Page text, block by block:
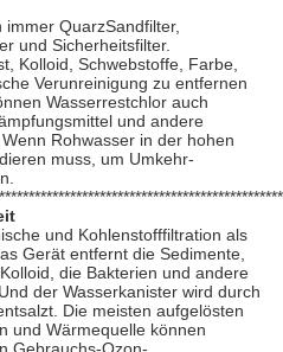
QuarzSandfilter,
und Sicherheitsfilter.
Kolloid, Schwebstoffe, Farbe,
Verunreinigung zu entfernen
Wasserrestchlor auch
und andere
Rohwasser in der hohen
muss, um Umkehr-
und Kohlenstofffiltration als
Gerät entfernt die Sedimente,
die Bakterien und andere
der Wasserkanister wird durch
Die meisten aufgelösten
und Wärmequelle können